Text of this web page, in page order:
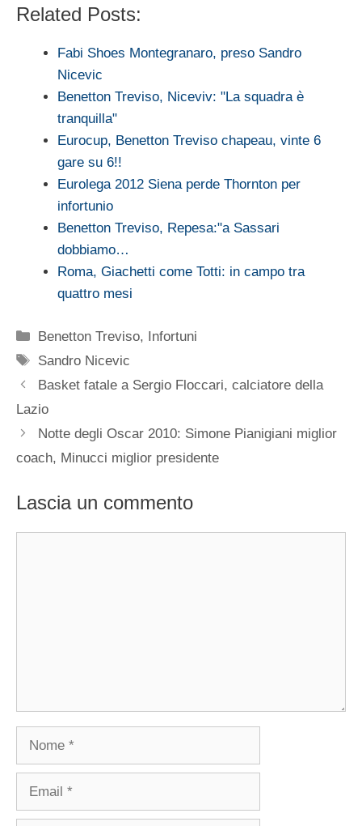
Related Posts:
Fabi Shoes Montegranaro, preso Sandro
Nicevic
Benetton Treviso, Niceviv: "La squadra è
tranquilla"
Eurocup, Benetton Treviso chapeau, vinte 6
gare su 6!!
Eurolega 2012 Siena perde Thornton per
infortunio
Benetton Treviso, Repesa:"a Sassari
dobbiamo…
Roma, Giachetti come Totti: in campo tra
quattro mesi
Categorie
Benetton Treviso,
Infortuni
Tag
Sandro Nicevic
Basket fatale a Sergio Floccari, calciatore della
Lazio
Notte degli Oscar 2010: Simone Pianigiani miglior
coach, Minucci miglior presidente
Lascia un commento